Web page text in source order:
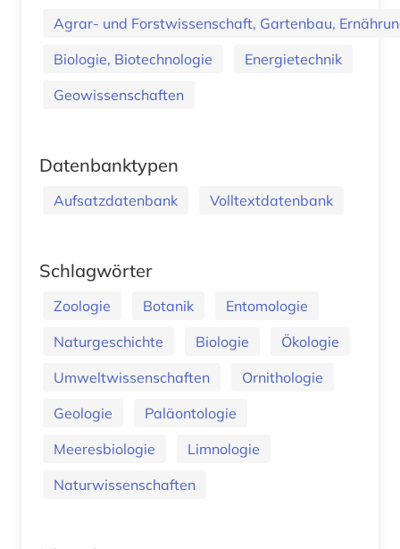
Agrar- und Forstwissenschaft, Gartenbau,
Biologie, Biotechnologie
Energietechnik
Geowissenschaften
Datenbanktypen
Aufsatzdatenbank Volltextdatenbank
Schlagwörter
Zoologie Botanik
Entomologie
Naturgeschichte
Biologie
Ökologie
Umweltwissenschaften
Ornithologie
Geologie
Paläontologie
Meeresbiologie
Limnologie
Naturwissenschaften